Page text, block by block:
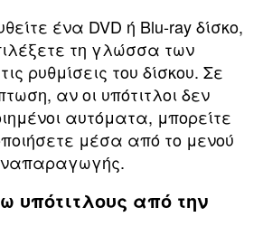
ένα DVD ή Blu-ray δίσκο,
τη γλώσσα των
ρυθμίσεις του δίσκου. Σε
αν οι υπότιτλοι δεν
αυτόματα, μπορείτε
μέσα από το μενού
υπότιτλους από την